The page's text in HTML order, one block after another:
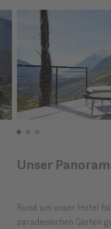
Unser
Rund um unser Hotel
paradiesischen Garten